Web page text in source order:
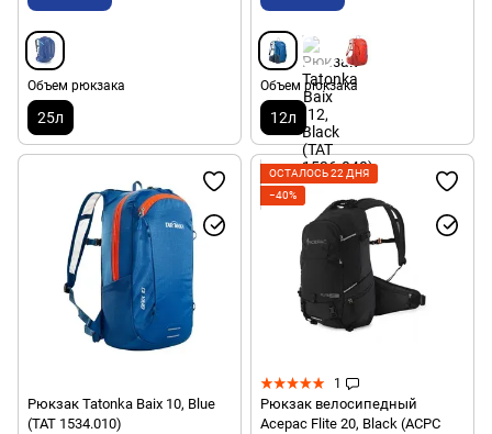
Объем рюкзака
25л
Объем рюкзака
12л
Рюкзак Tatonka Baix 10, Blue
(TAT 1534.010)
ОСТАЛОСЬ 22 ДНЯ
−40%
1
Рюкзак велосипедный
Acepac Flite 20, Black (ACPC